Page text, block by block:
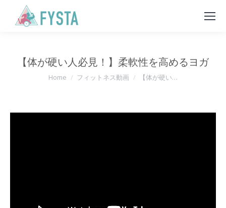
【体が硬い人必見！】柔軟性を高めるヨガ
You are here:
Home フィットネス動画 【体が硬い…